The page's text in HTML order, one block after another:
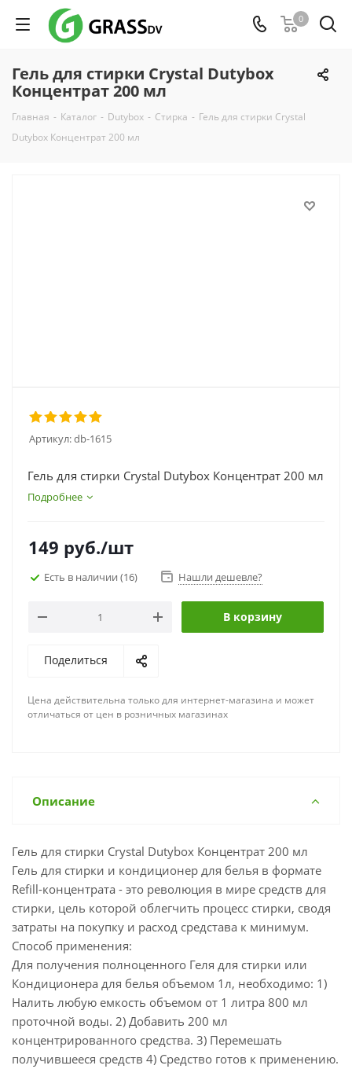
0
Гель для стирки Crystal Dutybox
Концентрат 200 мл
Главная - Каталог - Dutybox - Стирка - Гель для стирки Crystal
Dutybox Концентрат 200 мл
Артикул:db-1615
Гель для стирки Crystal Dutybox Концентрат 200 мл
Подробнее
149 руб./шт
Есть в наличии (16) Нашли дешевле?
В корзину
Поделиться
Цена действительна только для интернет-магазина и может
отличаться от цен в розничных магазинах
Описание
Гель для стирки Crystal Dutybox Концентрат 200 мл
Гель для стирки и кондиционер для белья в формате
Refill-концентрата - это революция в мире средств для
стирки, цель которой облегчить процесс стирки, сводя
затраты на покупку и расход средстава к минимум.
Способ применения:
Для получения полноценного Геля для стирки или
Кондиционера для белья объемом 1л, необходимо: 1)
Налить любую емкость объемом от 1 литра 800 мл
проточной воды. 2) Добавить 200 мл
концентрированного средства. 3) Перемешать
получившееся средств 4) Средство готов к применению.